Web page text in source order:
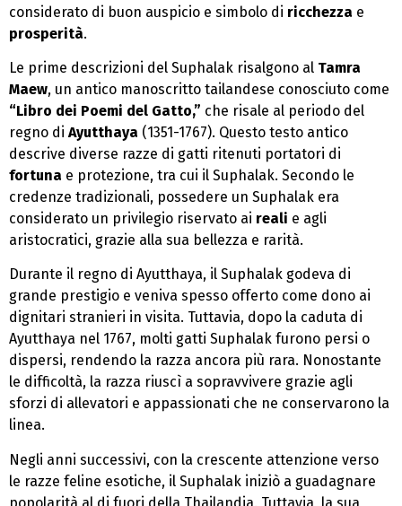
considerato di buon auspicio e simbolo di ricchezza e
prosperità.
Le prime descrizioni del Suphalak risalgono al Tamra
Maew, un antico manoscritto tailandese conosciuto come
“Libro dei Poemi del Gatto,” che risale al periodo del
regno di Ayutthaya (1351-1767). Questo testo antico
descrive diverse razze di gatti ritenuti portatori di
fortuna e protezione, tra cui il Suphalak. Secondo le
credenze tradizionali, possedere un Suphalak era
considerato un privilegio riservato ai reali e agli
aristocratici, grazie alla sua bellezza e rarità.
Durante il regno di Ayutthaya, il Suphalak godeva di
grande prestigio e veniva spesso offerto come dono ai
dignitari stranieri in visita. Tuttavia, dopo la caduta di
Ayutthaya nel 1767, molti gatti Suphalak furono persi o
dispersi, rendendo la razza ancora più rara. Nonostante
le difficoltà, la razza riuscì a sopravvivere grazie agli
sforzi di allevatori e appassionati che ne conservarono la
linea.
Negli anni successivi, con la crescente attenzione verso
le razze feline esotiche, il Suphalak iniziò a guadagnare